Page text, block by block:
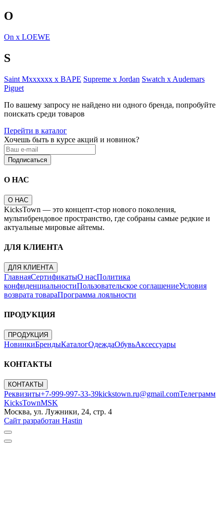
O
On x LOEWE
S
Saint Mxxxxxx x BAPE Supreme x Jordan Swatch x Audemars
Piguet
По вашему запросу не найдено ни одного бренда, попробуйте
поискать среди товаров
Перейти в каталог
Хочешь быть в курсе акций и новинок?
Подписаться
О НАС
О НАС
KicksTown — это концепт-стор нового поколения,
мультибрендовое пространство, где собраны самые редкие и
актуальные мировые айтемы.
ДЛЯ КЛИЕНТА
ДЛЯ КЛИЕНТА
ГлавнаяСертификатыО насПолитика
конфиденциальностиПользовательское соглашениеУсловия
возврата товараПрограмма лояльности
ПРОДУКЦИЯ
ПРОДУКЦИЯ
НовинкиБрендыКаталогОдеждаОбувьАксессуары
КОНТАКТЫ
КОНТАКТЫ
Реквизиты+7-999-997-33-39kickstown.ru@gmail.comТелеграмм
KicksTownMSK
Москва, ул. Лужники, 24, стр. 4
Сайт разработан Hastin